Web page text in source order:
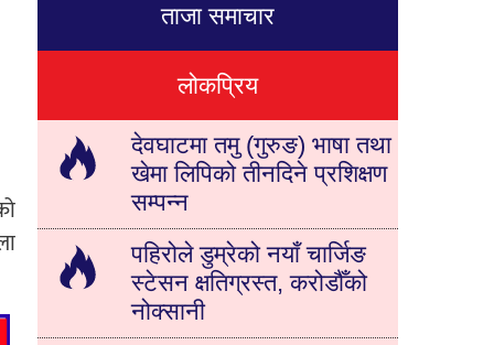
ताजा समाचार
लोकप्रिय
देवघाटमा तमु (गुरुङ) भाषा तथा
खेमा लिपिको तीनदिने प्रशिक्षण
सम्पन्न
पहिरोले डुम्रेको नयाँ चार्जिङ
स्टेसन क्षतिग्रस्त, करोडौँको
नोक्सानी